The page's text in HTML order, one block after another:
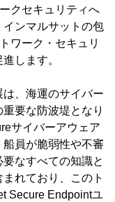
クセキュリティへ
ンマルサットの包
ワーク・セキュリ
します。
、海運のサイバー
要な防波堤となり
サイバーアウェア
員が脆弱性や不審
なすべての知識と
れており、このト
Secure Endpointユ